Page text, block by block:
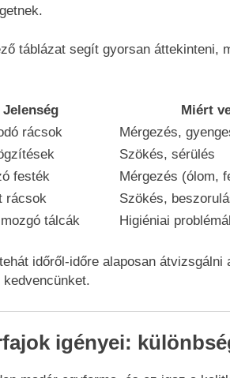
táblázat segít gyorsan áttekinteni,
Jelenség
Miért
rácsok
Mérgezés,
Szökés, sérülés
festék
Mérgezés (ólom,
rácsok
Szökés,
tálcák
Higiéniai
időről-időre alaposan
igényei: